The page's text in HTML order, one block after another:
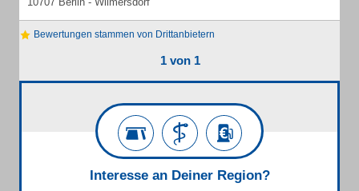
Bewertungen stammen von Drittanbietern
1 von 1
Interesse an Deiner Region?